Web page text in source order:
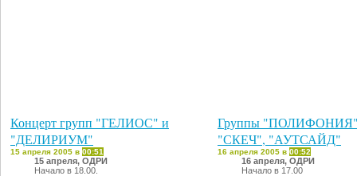
Концерт групп "ГЕЛИОС" и
"ДЕЛИРИУМ"
15 апреля 2005 в 00:51
15 апреля, ОДРИ
Начало в 18.00.
Группы
"СКЕЧ", "АУТСАЙД"
16 апреля 2005 в 00:52
16 апреля, ОДРИ
Начало в 17.00